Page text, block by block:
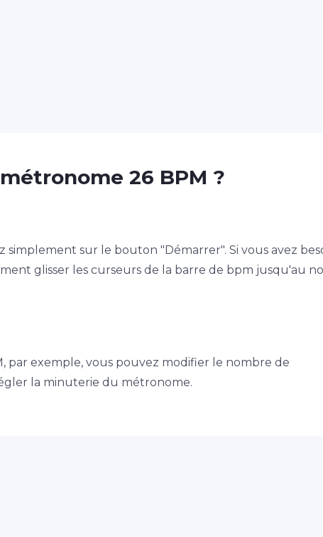
26 BPM ?
sur le bouton "Démarrer". Si vous avez
glisser les curseurs de la barre de bpm jusqu'au
par exemple, vous pouvez modifier le nombre de
la minuterie du métronome.